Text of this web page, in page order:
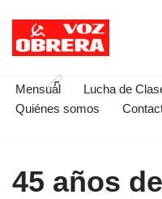
Saltar
contenido
Mensual Lucha de
Quiénes somos
45 años